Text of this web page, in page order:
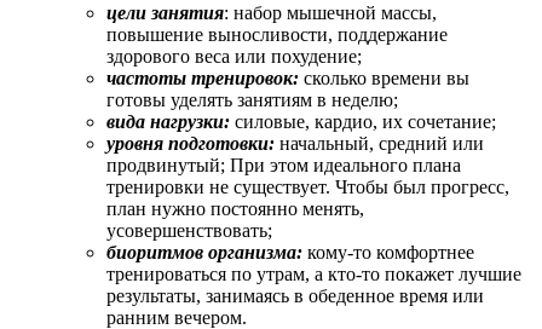
цели занятия: набор мышечной массы,
повышение выносливости, поддержание
здорового веса или похудение;
частоты тренировок: сколько времени вы
готовы уделять занятиям в неделю;
вида нагрузки: силовые, кардио, их сочетание;
уровня подготовки: начальный, средний или
продвинутый; При этом идеального плана
тренировки не существует. Чтобы был прогресс,
план нужно постоянно менять,
усовершенствовать;
биоритмов организма: кому-то комфортнее
тренироваться по утрам, а кто-то покажет лучшие
результаты, занимаясь в обеденное время или
ранним вечером.